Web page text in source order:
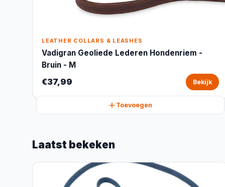
LEATHER COLLARS & LEASHES
Vadigran Geoliede Lederen Hondenriem -
Bruin - M
€37,99 Bekijk
Toevoegen
Laatst bekeken